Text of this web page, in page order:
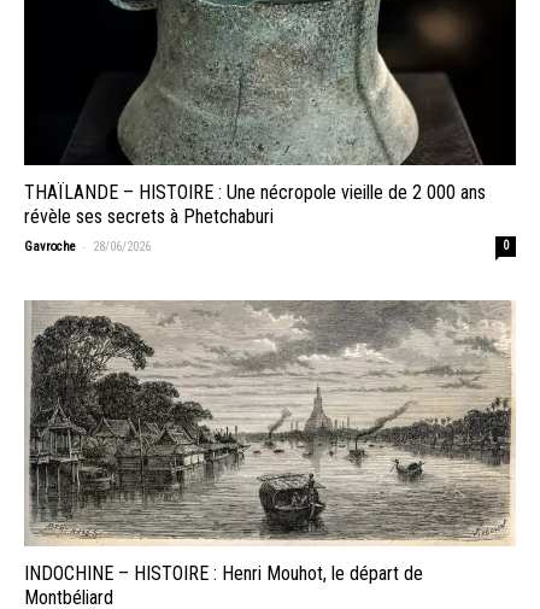
THAÏLANDE – HISTOIRE : Une nécropole vieille de 2 000 ans
révèle ses secrets à Phetchaburi
Gavroche - 28/06/2026 0
INDOCHINE – HISTOIRE : Henri Mouhot, le départ de
Montbéliard